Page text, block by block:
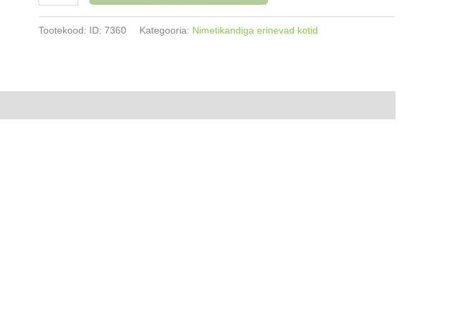
sussikott
Tootekood: ID: 7360 Kategooria: Nimetikandiga erinevad kotid